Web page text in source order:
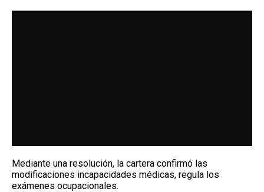
Mediante una resolución, la cartera confirmó las
modificaciones incapacidades médicas, regula los
exámenes ocupacionales.